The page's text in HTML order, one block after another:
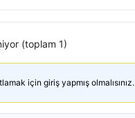
(toplam 1)
için giriş yapmış olmalısınız.